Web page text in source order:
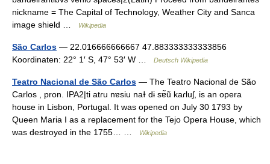
nickname = The Capital of Technology, Weather City and Sanca
image shield …
Wikipedia
São Carlos — 22.016666666667 47.883333333333856
Koordinaten: 22° 1′ S, 47° 53′ W …
Deutsch Wikipedia
Teatro Nacional de São Carlos — The Teatro Nacional de São
Carlos , pron. IPA2|ti atɾu nɐsiu naɫ dɨ sɐ̃ũ kaɾluʃ, is an opera
house in Lisbon, Portugal. It was opened on July 30 1793 by
Queen Maria I as a replacement for the Tejo Opera House, which
was destroyed in the 1755… …
Wikipedia